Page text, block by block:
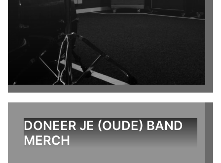
DONEER JE (OUDE) BAND
MERCH